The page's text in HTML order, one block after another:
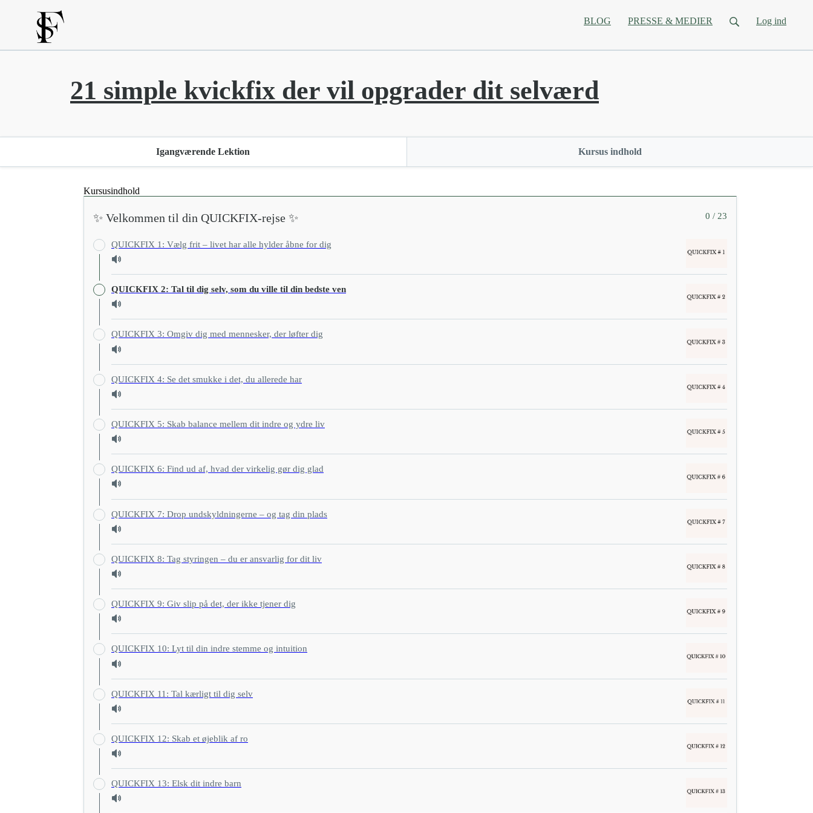
BLOG PRESSE & MEDIER Log ind
21 simple kvickfix der vil opgrader dit selværd
Igangværende Lektion Kursus indhold
Kursusindhold
0 / 23
✨ Velkommen til din QUICKFIX-rejse ✨
QUICKFIX 1: Vælg frit – livet har alle hylder åbne for dig
QUICKFIX 2: Tal til dig selv, som du ville til din bedste ven
QUICKFIX 3: Omgiv dig med mennesker, der løfter dig
QUICKFIX 4: Se det smukke i det, du allerede har
QUICKFIX 5: Skab balance mellem dit indre og ydre liv
QUICKFIX 6: Find ud af, hvad der virkelig gør dig glad
QUICKFIX 7: Drop undskyldningerne – og tag din plads
QUICKFIX 8: Tag styringen – du er ansvarlig for dit liv
QUICKFIX 9: Giv slip på det, der ikke tjener dig
QUICKFIX 10: Lyt til din indre stemme og intuition
QUICKFIX 11: Tal kærligt til dig selv
QUICKFIX 12: Skab et øjeblik af ro
QUICKFIX 13: Elsk dit indre barn